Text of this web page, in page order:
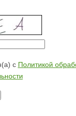
с Политикой